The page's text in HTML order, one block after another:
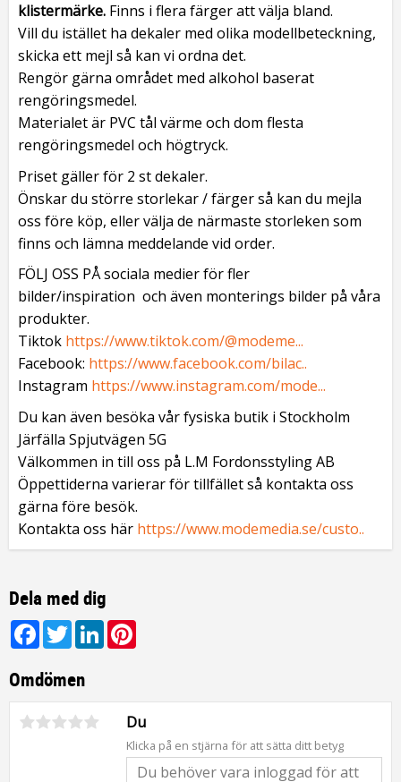
klistermärke. Finns i flera färger att välja bland.
Vill du istället ha dekaler med olika modellbeteckning,
skicka ett mejl så kan vi ordna det.
Rengör gärna området med alkohol baserat
rengöringsmedel.
Materialet är PVC tål värme och dom flesta
rengöringsmedel och högtryck.
Priset gäller för 2 st dekaler.
Önskar du större storlekar / färger så kan du mejla
oss före köp, eller välja de närmaste storleken som
finns och lämna meddelande vid order.
FÖLJ OSS PÅ sociala medier för fler
bilder/inspiration och även monterings bilder på våra
produkter.
Tiktok https://www.tiktok.com/@modeme...
Facebook: https://www.facebook.com/bilac..
Instagram https://www.instagram.com/mode...
Du kan även besöka vår fysiska butik i Stockholm
Järfälla Spjutvägen 5G
Välkommen in till oss på L.M Fordonsstyling AB
Öppettiderna varierar för tillfället så kontakta oss
gärna före besök.
Kontakta oss här https://www.modemedia.se/custo..
Dela med dig
Facebook
TwitterLinkedIn
Omdömen
Du
Klicka på en stjärna för att sätta ditt betyg